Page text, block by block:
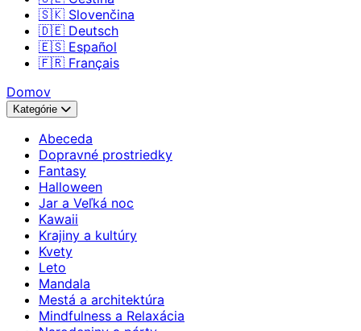
🇸🇰 Slovenčina
🇩🇪 Deutsch
🇪🇸 Español
🇫🇷 Français
Domov
Kategórie
Abeceda
Dopravné prostriedky
Fantasy
Halloween
Jar a Veľká noc
Kawaii
Krajiny a kultúry
Kvety
Leto
Mandala
Mestá a architektúra
Mindfulness a Relaxácia